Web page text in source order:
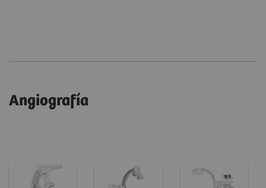
Angiografía